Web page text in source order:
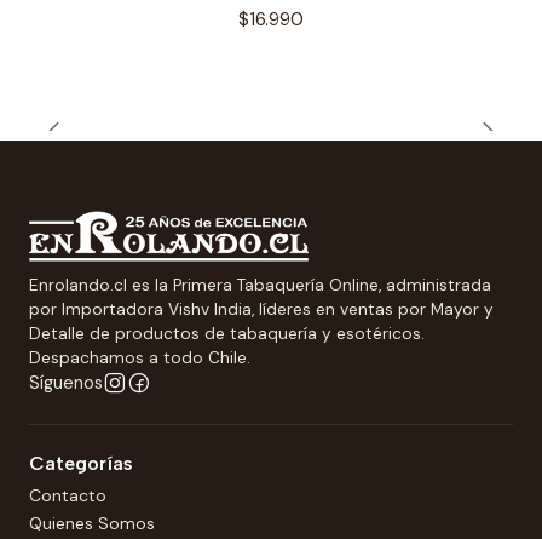
$16.990
Enrolando.cl es la Primera Tabaquería Online, administrada
por Importadora Vishv India, líderes en ventas por Mayor y
Detalle de productos de tabaquería y esotéricos.
Despachamos a todo Chile.
Síguenos
Categorías
Contacto
Quienes Somos